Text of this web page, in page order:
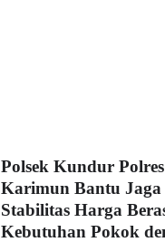
Polsek Kundur Polres
Karimun Bantu Jaga
Stabilitas Harga
Kebutuhan Pokok